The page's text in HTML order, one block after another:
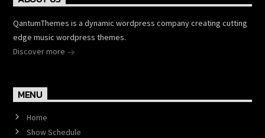
QantumThemes is a dynamic wordpress company creating cutting
edge music wordpress themes.
Discover more
MENU
Home
Show Schedule